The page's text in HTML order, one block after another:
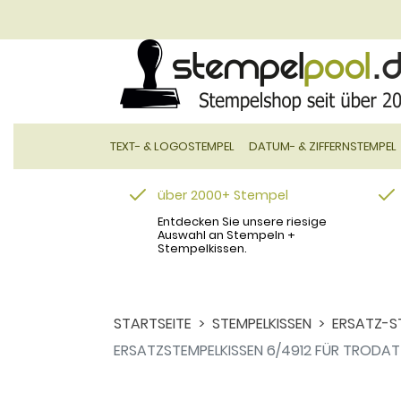
TEXT- & LOGOSTEMPEL DATUM- & ZIFFERNSTEMPEL
über 2000+ Stempel
Entdecken Sie unsere riesige
Auswahl an Stempeln +
Stempelkissen.
STARTSEITE STEMPELKISSEN
ERSATZ-
ERSATZSTEMPELKISSEN 6/4912 FÜR